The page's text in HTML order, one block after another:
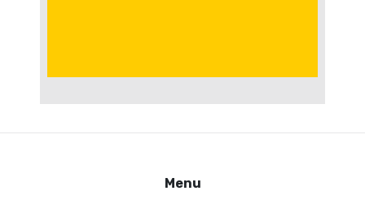
Menu